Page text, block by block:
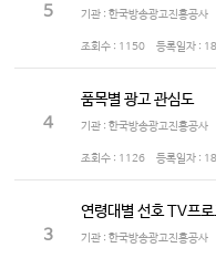
5 기관 : 한국방송광고진흥공사
조회수 : 1150 등록일자 :
4
품목별 광고 관심도
기관 : 한국방송광고진흥공사
조회수 : 1126 등록일자 :
3
연령대별 선호 TV프로
기관 : 한국방송광고진흥공사